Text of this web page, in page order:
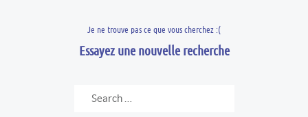
Je ne trouve pas ce que vous cherchez :(
Essayez une nouvelle recherche